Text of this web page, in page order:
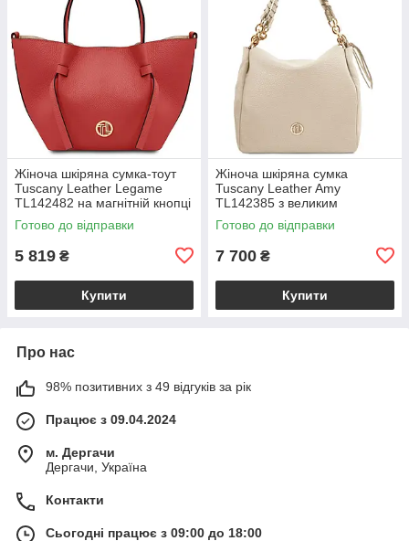
Жіноча шкіряна сумка-тоут
Tuscany Leather Legame
TL142482 на магнітній кнопці
з плечовим ременем,
коралова BS2482_1_105
Готово до відправки
5 819 ₴
Купити
Жіноча шкіряна сумка
Tuscany Leather Amy
TL142385 з великим
відділенням і плечовим
ременем, бежева
Готово до відправки
7 700 ₴
Купити
Про нас
98% позитивних з 49 відгуків за рік
Працює з 09.04.2024
м. Дергачи
Дергачи, Україна
Контакти
Сьогодні працює з 09:00 до 18:00